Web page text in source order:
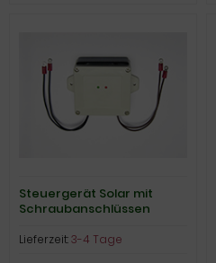
Steuergerät Solar mit
Schraubanschlüssen
Lieferzeit:3-4 Tage